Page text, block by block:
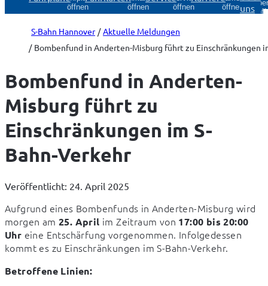
öffnen
öffnen
öffnen
öffnenuns
S-Bahn Hannover
Aktuelle Meldungen
Bombenfund in Anderten-Misburg führt zu Einschränkungen
Bombenfund in Anderten-
Misburg führt zu
Einschränkungen im S-
Bahn-Verkehr
Veröffentlicht: 24. April 2025
Aufgrund eines Bombenfunds in Anderten-Misburg wird
morgen am 25. April im Zeitraum von 17:00 bis 20:00
Uhr eine Entschärfung vorgenommen. Infolgedessen
kommt es zu Einschränkungen im S-Bahn-Verkehr.
Betroffene Linien: